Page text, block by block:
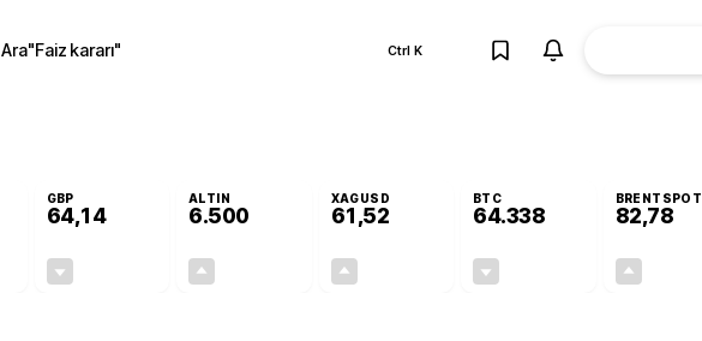
Ara"Faiz kararı" Ctrl K
GBP
64,14
ALTIN
6.500
XAGUSD
61,52
BTC
64.338
BRENTSPOT
82,78